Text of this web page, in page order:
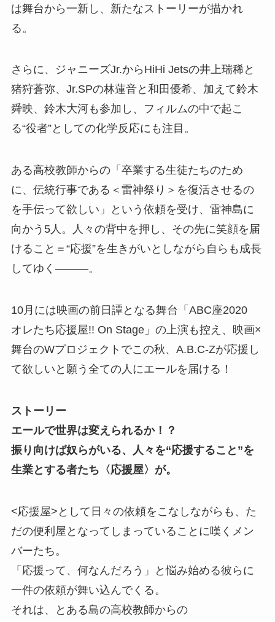
は舞台から一新し、新たなストーリーが描かれ
る。
さらに、ジャニーズJr.からHiHi Jetsの井上瑞稀と
猪狩蒼弥、Jr.SPの林蓮音と和田優希、加えて鈴木
舜映、鈴木大河も参加し、フィルムの中で起こ
る“役者”としての化学反応にも注目。
ある高校教師からの「卒業する生徒たちのため
に、伝統行事である＜雷神祭り＞を復活させるの
を手伝って欲しい」という依頼を受け、雷神島に
向かう5人。人々の背中を押し、その先に笑顔を届
けること＝“応援”を生きがいとしながら自らも成長
してゆく―――。
10月には映画の前日譚となる舞台「ABC座2020
オレたち応援屋!! On Stage」の上演も控え、映画×
舞台のWプロジェクトでこの秋、A.B.C-Zが応援し
て欲しいと願う全ての人にエールを届ける！
ストーリー
エールで世界は変えられるか！？
振り向けば奴らがいる、人々を“応援すること”を
生業とする者たち〈応援屋〉が。
<応援屋>として日々の依頼をこなしながらも、た
だの便利屋となってしまっていることに嘆くメン
バーたち。
「応援って、何なんだろう」と悩み始める彼らに
一件の依頼が舞い込んでくる。
それは、とある島の高校教師からの